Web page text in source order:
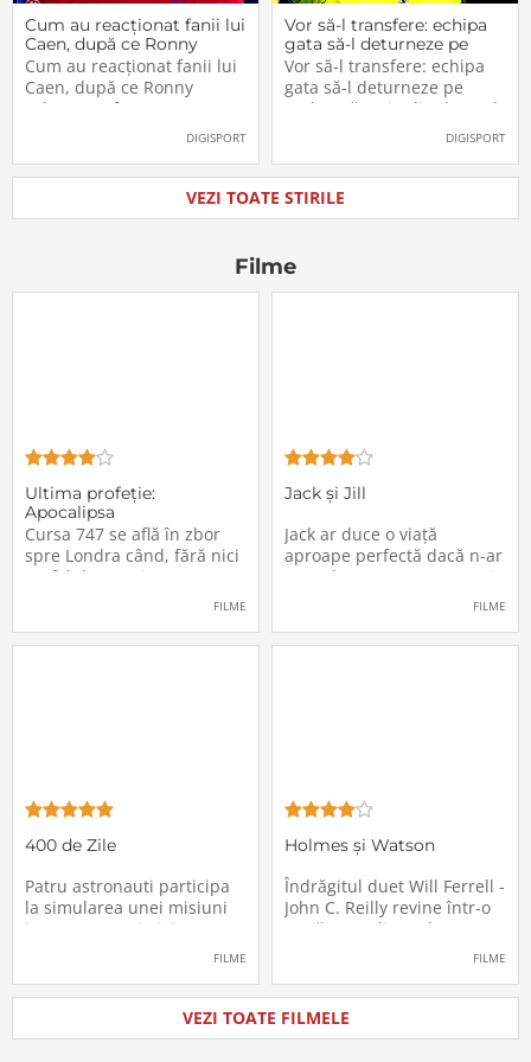
Cum au reacționat fanii lui
Caen, după ce Ronny
Labonne a fost prezentat
oficial la FCSB
Cum au reacționat fanii lui
Caen, după ce Ronny
Labonne a fost prezentat
DIGISPORT
Vor să-l transfere: echipa
gata să-l deturneze pe
Radu Drăgușin din drumul
către Juventus!
Vor să-l transfere: echipa
gata să-l deturneze pe
Radu Drăgușin din drumul
DIGISPORT
VEZI TOATE STIRILE
Filme
Ultima profeţie:
Apocalipsa
Cursa 747 se află în zbor
spre Londra când, fără nici
un fel de avertisment,
pasagerii încep să dispară
locurile lor. Teroarea și
FILME
Jack și Jill
Jack ar duce o viață
aproape perfectă dacă n-ar
avea de suportat o excepție
sărbători - sora lui
FILME
400 de Zile
Patru astronauti participa
la simularea unei misiuni
in care sunt trimisi pe o
psihologice pe care le are
calatoria in spatiu. Starea
mentala a astronautilor
FILME
Holmes și Watson
Îndrăgitul duet Will Ferrell -
John C. Reilly revine într-o
nouă comedie: Holmes &
Watson, povestea super-
Holmes și a asistentului
său, dr. Watson, inspirată
de romanul best-seller al
FILME
VEZI TOATE FILMELE